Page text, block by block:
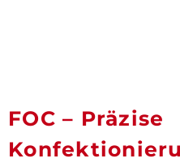
FOC – Präzise